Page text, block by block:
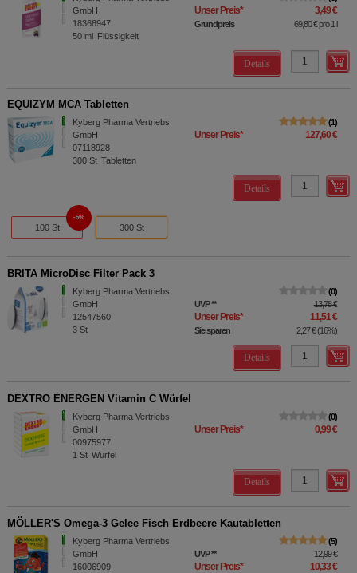
GmbH
18368947
50 ml Flüssigkeit
Unser Preis* 3,49 €
Grundpreis 69,80 €pro 1 l
Details
EQUIZYM MCA Tabletten
Kyberg Pharma Vertriebs
GmbH
07118928
300 St Tabletten
1
Unser Preis* 127,60 €
Details
100 St
5%
300 St
BRITA MicroDisc Filter Pack 3
Kyberg Pharma Vertriebs
GmbH
12547560
3 St
0
UVP** 13,78 €
Unser Preis* 11,51 €
Sie sparen 2,27 €(16%)
Details
DEXTRO ENERGEN Vitamin C Würfel
Kyberg Pharma Vertriebs
GmbH
00975977
1 St Würfel
0
Unser Preis* 0,99 €
Details
MÖLLER'S Omega-3 Gelee Fisch Erdbeere Kautabletten
Kyberg Pharma Vertriebs
GmbH
16006909
5
UVP** 12,99 €
Unser Preis* 10,33 €